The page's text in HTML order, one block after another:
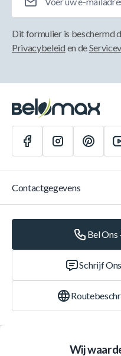
Wij
Dit formulier is beschermd
Privacybeleid en de
Contactgegevens
Bel Ons
Schrijf Ons